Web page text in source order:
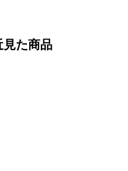
見た商品